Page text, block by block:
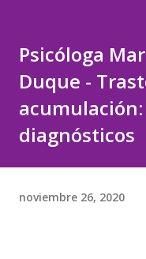
Psicóloga
Duque -
diagnósticos
noviembre 26, 2020